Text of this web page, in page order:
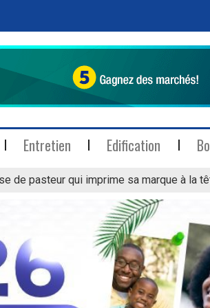
Entretien Edification
de pasteur qui imprime sa marque à la